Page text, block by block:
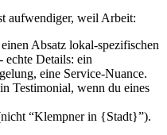
aufwendiger, weil Arbeit:
Absatz lokal-spezifischen
echte Details: ein
eine Service-Nuance.
Testimonial, wenn du eines
“Klempner in {Stadt}”).